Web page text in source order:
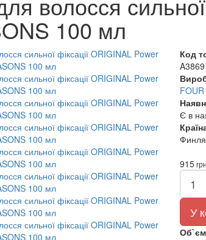
100 мл
Код
A3869
Є в
915грн
У